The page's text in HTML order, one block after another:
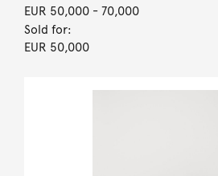
EUR 50,000- 70,000
Sold for:
EUR 50,000